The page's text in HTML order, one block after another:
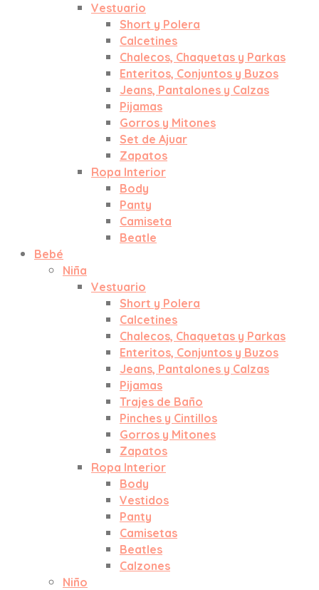
Vestuario
Short y Polera
Calcetines
Chalecos, Chaquetas y Parkas
Enteritos, Conjuntos y Buzos
Jeans, Pantalones y Calzas
Pijamas
Gorros y Mitones
Set de Ajuar
Zapatos
Ropa Interior
Body
Panty
Camiseta
Beatle
Bebé
Niña
Vestuario
Short y Polera
Calcetines
Chalecos, Chaquetas y Parkas
Enteritos, Conjuntos y Buzos
Jeans, Pantalones y Calzas
Pijamas
Trajes de Baño
Pinches y Cintillos
Gorros y Mitones
Zapatos
Ropa Interior
Body
Vestidos
Panty
Camisetas
Beatles
Calzones
Niño